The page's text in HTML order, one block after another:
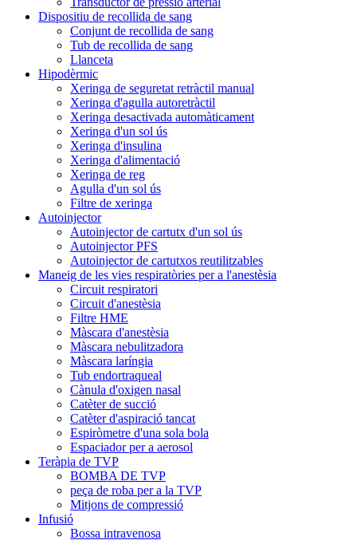
Dispositiu de recollida de sang
Conjunt de recollida de sang
Tub de recollida de sang
Llanceta
Hipodèrmic
Xeringa de seguretat retràctil manual
Xeringa d'agulla autoretràctil
Xeringa desactivada automàticament
Xeringa d'un sol ús
Xeringa d'insulina
Xeringa d'alimentació
Xeringa de reg
Agulla d'un sol ús
Filtre de xeringa
Autoinjector
Autoinjector de cartutx d'un sol ús
Autoinjector PFS
Autoinjector de cartutxos reutilitzables
Maneig de les vies respiratòries per a l'anestèsia
Circuit respiratori
Circuit d'anestèsia
Filtre HME
Màscara d'anestèsia
Màscara nebulitzadora
Màscara laríngia
Tub endortraqueal
Cànula d'oxigen nasal
Catèter de succió
Catèter d'aspiració tancat
Espiròmetre d'una sola bola
Espaciador per a aerosol
Teràpia de TVP
BOMBA DE TVP
peça de roba per a la TVP
Mitjons de compressió
Infusió
Bossa intravenosa